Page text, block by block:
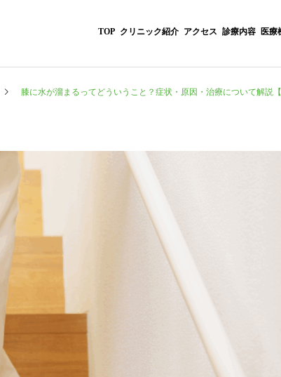
TOP クリニック紹介 アクセス 診療内容 医療
リハビリテーション科
膝に水が溜まるってどういうこと？症状・原因・治療について解説